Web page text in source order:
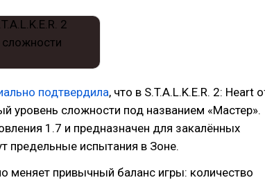
подтвердила, что в S.T.A.L.K.E.R. 2: Heart
уровень сложности под названием «Мастер».
1.7 и предназначен для закалённых
предельные испытания в Зоне.
меняет привычный баланс игры: количество